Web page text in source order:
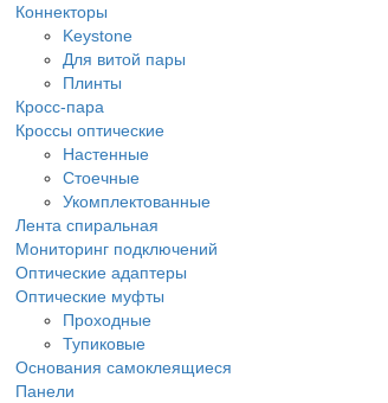
Коннекторы
Keystone
Для витой пары
Плинты
Кросс-пара
Кроссы оптические
Настенные
Стоечные
Укомплектованные
Лента спиральная
Мониторинг подключений
Оптические адаптеры
Оптические муфты
Проходные
Тупиковые
Основания самоклеящиеся
Панели